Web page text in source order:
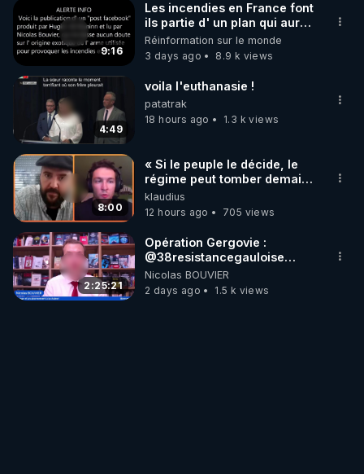
9:16
Les incendies en France font
ils partie d' un plan qui aurait
débuté le 11 septembre 2001
?
Réinformation sur le monde
3 days ago
8.9 k views
4:49
voila l'euthanasie !
patatrak
18 hours ago
1.3 k views
8:00
« Si le peuple le décide, le
régime peut tomber demain !
»
klaudius
12 hours ago
705 views
2:25:21
Opération Gergovie :
‪@38resistancegauloise‬
‪@MarionSigautOfficiel‬
‪@gladysriifard5710‬ Laëtitia
Nicolas BOUVIER
2 days ago
1.5 k views